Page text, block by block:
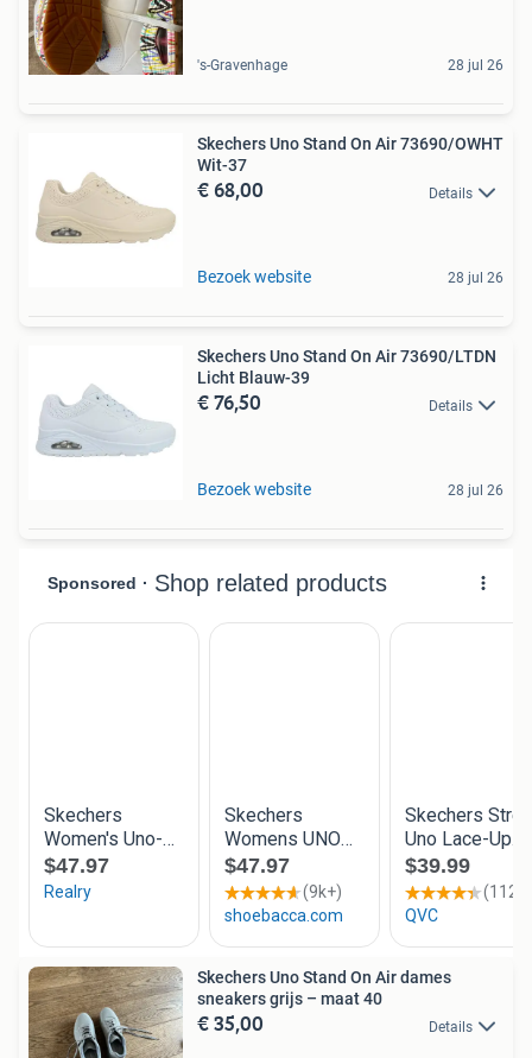
's-Gravenhage 28 jul 26
Skechers Uno Stand On Air 73690/OWHT
Wit-37
€ 68,00 Details
Bezoek website 28 jul 26
Skechers Uno Stand On Air 73690/LTDN
Licht Blauw-39
€ 76,50 Details
Bezoek website 28 jul 26
Skechers Uno Stand On Air dames
sneakers grijs – maat 40
€ 35,00 Details